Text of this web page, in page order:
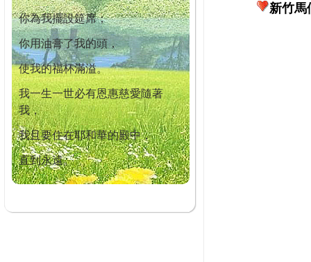
你為我擺設筵席；
你用油膏了我的頭，
使我的福杯滿溢。
我一生一世必有恩惠慈愛隨著
我，
我且要住在耶和華的殿中，
直到永遠。
新竹馬